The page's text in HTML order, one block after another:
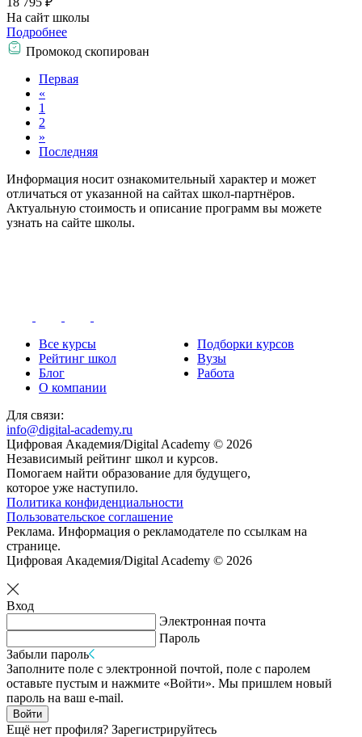
На сайт школы
Подробнее
Промокод скопирован
Первая
«
1
2
»
Последняя
Информация носит ознакомительный характер и может
отличаться от указанной на сайтах школ-партнёров.
Актуальную стоимость и описание программ вы можете
узнать на сайте школы.
Все курсы
Подборки курсов
Рейтинг школ
Вузы
Блог
Работа
О компании
Для связи:
info@digital-academy.ru
Цифровая Академия/Digital Academy © 2026
Независимый рейтинг школ и курсов.
Помогаем найти образование для будущего,
которое уже наступило.
Политика конфиденциальности
Пользовательское соглашение
Реклама. Информация о рекламодателе по ссылкам на
странице.
Цифровая Академия/Digital Academy © 2026
Вход
Электронная почта
Пароль
Забыли пароль
Заполните поле с электронной почтой, поле с паролем
оставьте пустым и нажмите «Войти». Мы пришлем новый
пароль на ваш e-mail.
Войти
Ещё нет профиля? Зарегистрируйтесь